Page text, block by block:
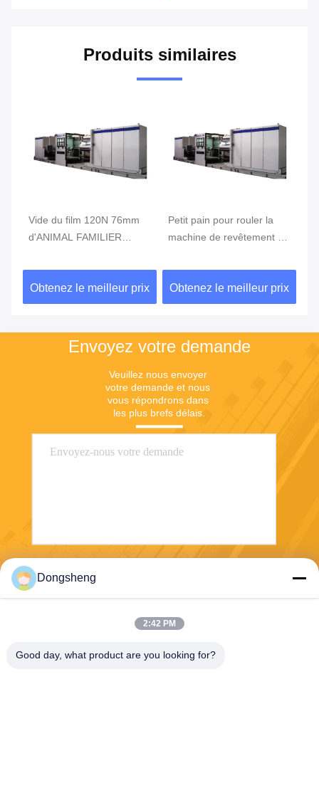
Produits similaires
Petit pain pour rouler la
machine de revêtement de
152mm
Obtenez le meilleur prix
vide à C.A. 380V 50Hz
1200mm de 600mm
Obtenez le meilleur prix
Envoyez votre demande
Veuillez nous envoyer
votre demande et nous
vous répondrons dans
les plus brefs délais.
Dongsheng
2:42 PM
Good day, what product are you looking for?